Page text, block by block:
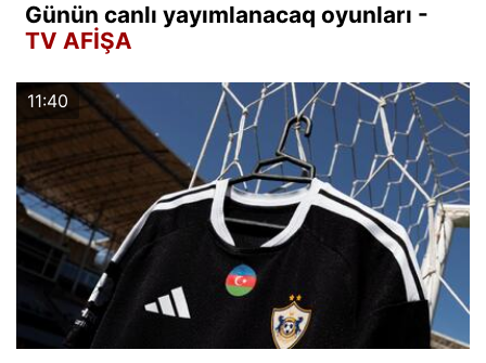
Günün canlı yayımlanacaq oyunları -
TV AFİŞA
11:40